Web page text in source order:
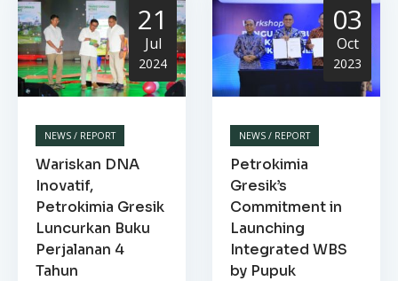
21
Jul
2024
NEWS / REPORT
Wariskan DNA
Inovatif,
Petrokimia Gresik
Luncurkan Buku
Perjalanan 4
Tahun
03
Oct
2023
NEWS / REPORT
Petrokimia
Gresik’s
Commitment in
Launching
Integrated WBS
by Pupuk